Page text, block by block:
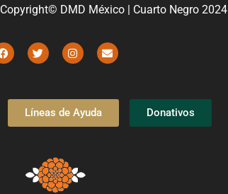
Copyright© DMD México | Cuarto Negro 2024
Líneas de Ayuda Donativos